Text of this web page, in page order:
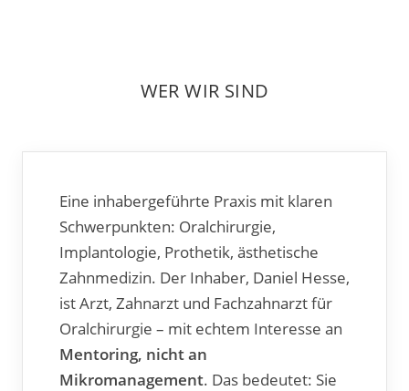
WER WIR SIND
Eine inhabergeführte Praxis mit klaren
Schwerpunkten: Oralchirurgie,
Implantologie, Prothetik, ästhetische
Zahnmedizin. Der Inhaber, Daniel Hesse,
ist Arzt, Zahnarzt und Fachzahnarzt für
Oralchirurgie – mit echtem Interesse an
Mentoring, nicht an
Mikromanagement. Das bedeutet: Sie